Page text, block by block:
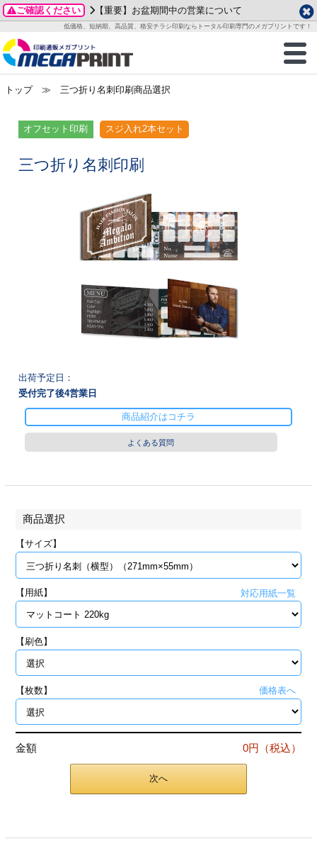
ご確認ください 【重要】お盆期間中の営業について
低価格、短納期、高品質、格安チラシ印刷ならトータル印刷専門のメガプリントです！
商品一覧
グッズ
ステッカー
ックカード印刷
ィ・販促グッズ
＆盛り上げ印刷
ご利用ガイド
お客様へ
いて
ついて
方法
刷
カード印刷
ード印刷
ックカード名刺
型マル型印刷
刷
印刷
ファイル印刷
ァイル印刷
印刷
印刷
リーブ印刷
データ作成ガイド
成前に
ガイド
イド
加工指示ガイド
テンプレート
ード印刷
名刺印刷
名刺印刷
ックカード
印刷
ムカード印刷
刷
ード印刷
フォルダー
ファイル印刷
ァイル印刷
一覧
わせ
質問FAQ
り
2026年 8月
月
火 水 木 金
土
1
11 12 13 14
15
24
25 26 27 28
2026年 9月
木 金
土
3 4
5
17 18
19
24 25
26
トップ≫ 三つ折り名刺印刷商品選択
オフセット印刷 スジ入れ2本セット
三つ折り名刺印刷
出荷予定日：
受付完了後4営業日
商品紹介はコチラ
よくある質問
商品選択
【サイズ】
【用紙】 対応用紙一覧
【刷色】
【枚数】 価格表へ
金額 0円（税込）
次へ